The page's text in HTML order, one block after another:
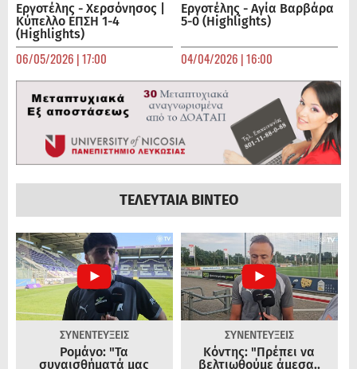
Εργοτέλης - Χερσόνησος |
Κύπελλο ΕΠΣΗ 1-4
(Highlights)
06/05/2026 | 17:00
Εργοτέλης - Αγία Βαρβάρα
5-0 (Highlights)
04/04/2026 | 16:00
ΤΕΛΕΥΤΑΙΑ ΒΙΝΤΕΟ
ΣΥΝΕΝΤΕΥΞΕΙΣ
Ρομάνο: "Τα
συναισθήματά μας
ΣΥΝΕΝΤΕΥΞΕΙΣ
Κόντης: "Πρέπει να
βελτιωθούμε άμεσα..